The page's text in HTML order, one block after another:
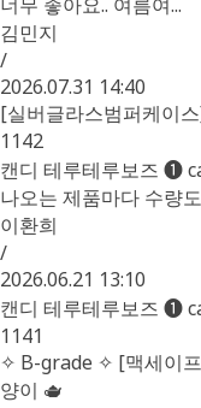
김민지
/
2026.07.31 14:40
[실버글라스범퍼케이
1142
캔디 테루테루보즈 ❶
나오는 제품마다 수량도
이환희
/
2026.06.21 13:10
캔디 테루테루보즈 ❶
1141
✧ B-grade ✧ [맥세이
양이 🫖